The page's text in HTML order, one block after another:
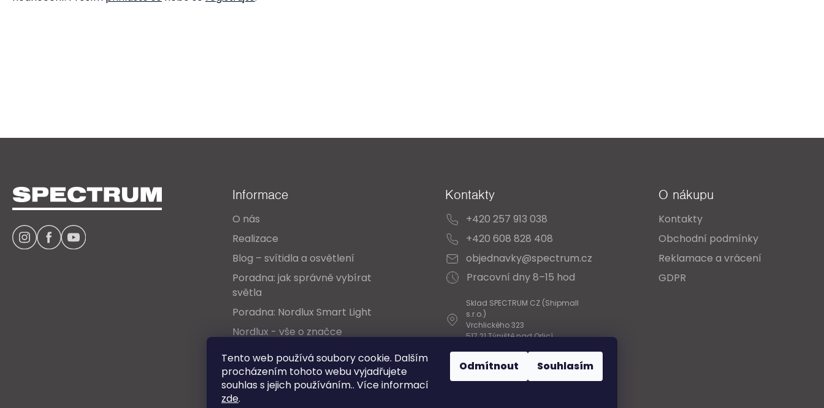
Tento web používá soubory cookie. Dalším
procházením tohoto webu vyjadřujete
souhlas s jejich používáním.. Více informací
zde.
Odmítnout Souhlasím
p
Informace
O nás
Realizace
Blog – svítidla a osvětlení
Poradna: jak správně vybírat
světla
Poradna: Nordlux Smart Light
Nordlux - vše o značce
Ceníky & Katalogy
Kontakty
+420 257 913 038
+420 608 828 408
objednavky@spectrum.cz
Pracovní dny 8–15 hod
Sklad SPECTRUM CZ (Shipmall
s.r.o.)
Vrchlického 323
517 21 Týniště nad Orlicí
O nákupu
Kontakty
Obchodní podmínky
Reklamace a vrácení
GDPR